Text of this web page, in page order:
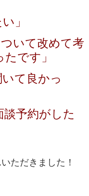
」
ついて改めて考
です」
いて良かっ
談予約がした
ただきました！